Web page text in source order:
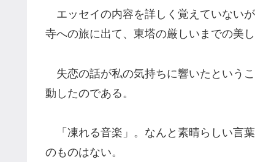
エッセイの内容を詳しく覚えていない
寺への旅に出て、東塔の厳しいまでの美
失恋の話が私の気持ちに響いたという
動したのである。
「凍れる音楽」。なんと素晴らしい言
のものはない。